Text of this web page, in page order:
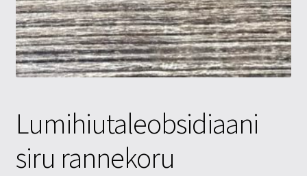
Lumihiutaleobsidiaani
siru rannekoru